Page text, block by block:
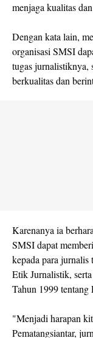
menjaga kualitas
Dengan kata lain,
organisasi SMSI
tugas jurnalistiknya,
berkualitas dan
Karenanya ia
SMSI dapat
kepada para jurnalis
Etik Jurnalistik,
Tahun 1999 tentang
"Menjadi harapan
Pematangsiantar,